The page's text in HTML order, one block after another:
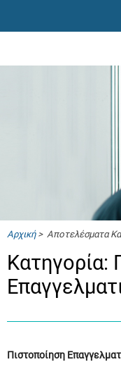
Αρχική> Αποτελέσματα
Κατηγορία:
Πιστοποίηση